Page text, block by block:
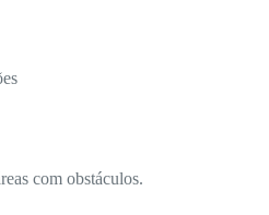
com obstáculos.